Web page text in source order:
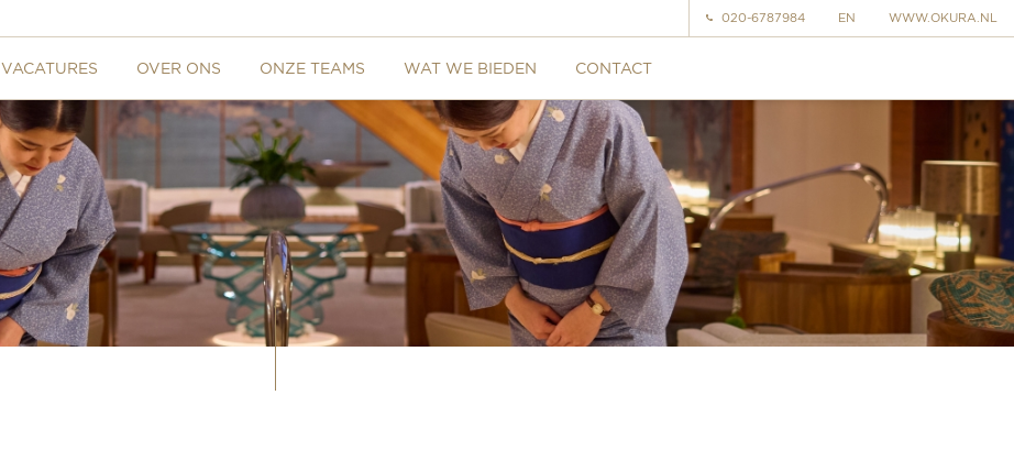
020-6787984 EN WWW.OKURA.NL
VACATURES OVER ONS ONZE TEAMS WAT WE BIEDEN CONTACT